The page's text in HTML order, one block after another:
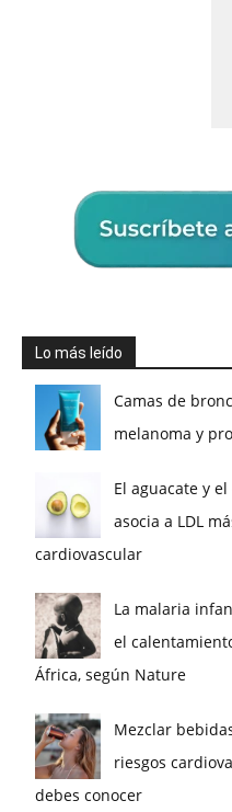
Lo más leído
Camas de
melanoma y
El aguacate y
asocia a LDL
cardiovascular
La malaria
el
África, según Nature
Mezclar
riesgos
debes conocer